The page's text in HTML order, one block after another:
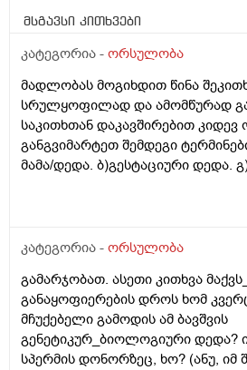
მსგავსი კითხვები
კატეგორია - ორსულობა
მადლობას მოგიხდით წინა
სრულყოფილად და ამომწურად
საკითხთან დაკავშირებით კიდევ
განგვიმარტეთ შემდეგი
მამა/დედა. ბ)გესტაციური დედა.
კიდევ_მსოფლიოს მრავალ
თუ ხელოვნური განაყოფიერების
რამდენად გავრცელებულია
კატეგორია - ორსულობა
გამარჯობათ. ასეთი კითხვა
განაყოფიერების დროს ხომ
მჩუქებელი გამოდის ამ ბავშვის
გენეტიკურ_ბიოლოგიური დედა?
სპერმის დონორზეც, ხო? (ანუ, იმ